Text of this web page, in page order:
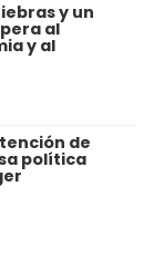
y un
al
y al
de
política